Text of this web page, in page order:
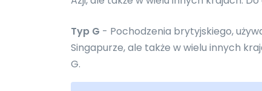
Typ G - Pochodzenia brytyjskiego,
Singapurze, ale także w wielu innych
G.